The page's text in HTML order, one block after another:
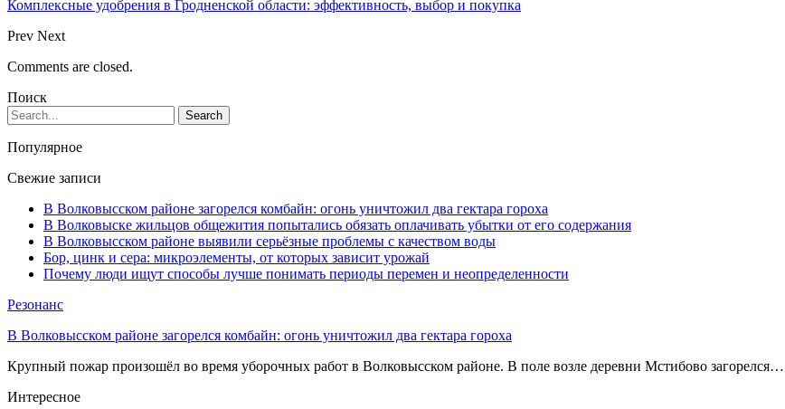
Комплексные удобрения в Гродненской области: эффективность, выбор и покупка
Prev Next
Comments are closed.
Поиск
Популярное
Свежие записи
В Волковысском районе загорелся комбайн: огонь уничтожил два гектара гороха
В Волковыске жильцов общежития попытались обязать оплачивать убытки от его содержания
В Волковысском районе выявили серьёзные проблемы с качеством воды
Бор, цинк и сера: микроэлементы, от которых зависит урожай
Почему люди ищут способы лучше понимать периоды перемен и неопределенности
Резонанс
В Волковысском районе загорелся комбайн: огонь уничтожил два гектара гороха
Крупный пожар произошёл во время уборочных работ в Волковысском районе. В поле возле деревни Мстибово загорелся…
Интересное